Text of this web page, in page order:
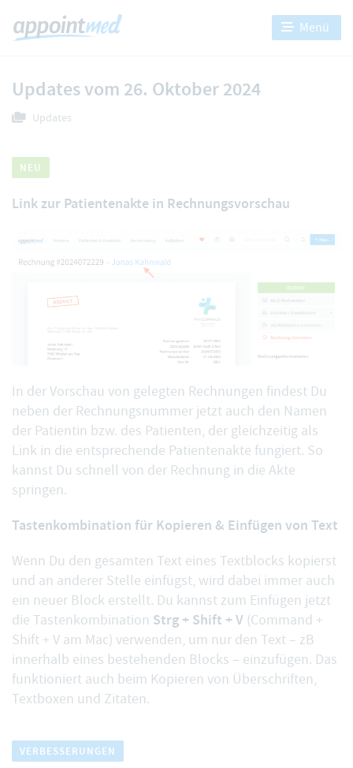
Menü
Updates vom 26. Oktober 2024
Updates
NEU
Link zur Patientenakte in Rechnungsvorschau
In derVorschau von gelegten Rechnungen findest Du
neben der Rechnungsnummer jetzt auch den Namen
der Patientin bzw. des Patienten, der gleichzeitig als
Link in die entsprechende Patientenakte fungiert. So
kannst Du schnell von der Rechnung in die Akte
springen.
Tastenkombination für Kopieren & Einfügen von Text
Wenn Du den gesamten Text eines Textblocks kopierst
und an anderer Stelle einfügst, wird dabei immer auch
ein neuer Block erstellt. Du kannst zum Einfügen jetzt
die Tastenkombination Strg + Shift + V (Command +
Shift + V am Mac) verwenden, um nur den Text – zB
innerhalb eines bestehenden Blocks – einzufügen. Das
funktioniert auch beim Kopieren von Überschriften,
Textboxen und Zitaten.
VERBESSERUNGEN